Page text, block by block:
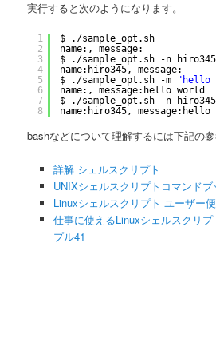
実行すると次のようになります。
1
2
3
4
5
6
7
8
$ . /sample_opt .sh
name:, message:
$ . /sample_opt .sh -n hiro345
name:hiro345, message:
$ . /sample_opt .sh -m
"hello
name:, message:hello world
$ . /sample_opt .sh -n
name:hiro345, message:hello
bashなどについて理解するには下記の参
詳解 シェルスクリプト
UNIXシェルスクリプトコマンドブ
Linuxシェルスクリプト ユーザー
仕事に使えるLinuxシェルスクリ
プル41